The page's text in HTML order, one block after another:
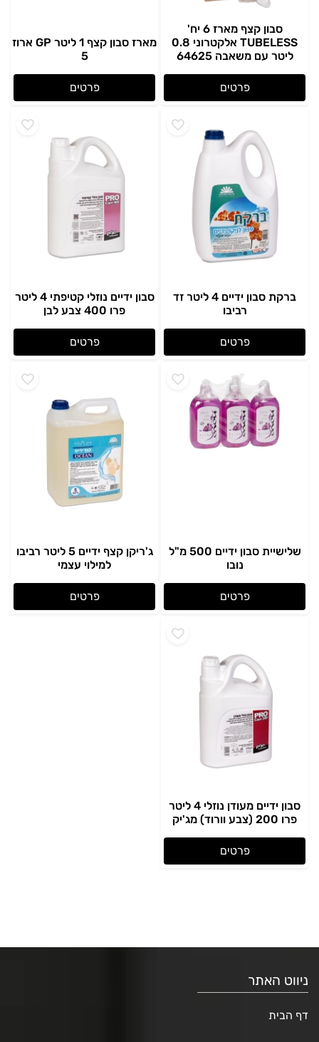
סבון קצף מארז 6 יח'
TUBELESS אלקטרוני 0.8
ליטר עם משאבה 64625
פרטים
מארז סבון קצף 1 ליטר GP ארוז
5
פרטים
ברקת סבון ידיים 4 ליטר זד
רביבו
פרטים
סבון ידיים נוזלי קטיפתי 4 ליטר
פרו 400 צבע לבן
פרטים
שלישיית סבון ידיים 500 מ"ל
נובו
פרטים
ג'ריקן קצף ידיים 5 ליטר רביבו
למילוי עצמי
פרטים
סבון ידיים מעודן נוזלי 4 ליטר
פרו 200 (צבע וורוד) מג'יק
פרטים
ניווט האתר
דף הבית